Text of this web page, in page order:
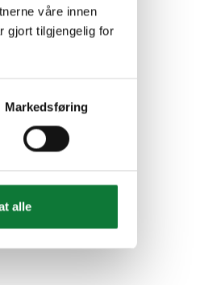
våre innen
gjort tilgjengelig for
Markedsføring
alle